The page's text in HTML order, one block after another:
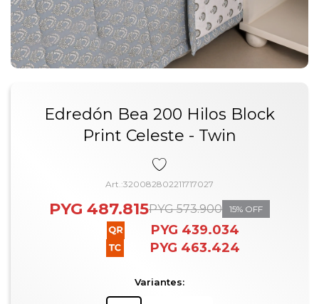
Edredón Bea 200 Hilos Block
Print Celeste - Twin
320082802211717027
PYG 487.815PYG 573.900 15
PYG 439.034
PYG 463.424
Variantes: